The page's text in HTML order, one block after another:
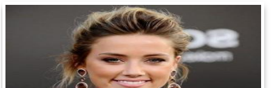
Khí độc rò rỉ từ nhà máy Union Carbide ở Bhopal, Ấn Độ, làm
2.000 người chết và 150.000 người bị thương (ngày 3 tháng
Ngày sinh Lee Da Hae (19-4) trong lịch sử
Ngày 19-4 năm 1775:Bắt đầu cuộc Cách mạng Hoa Kỳ.